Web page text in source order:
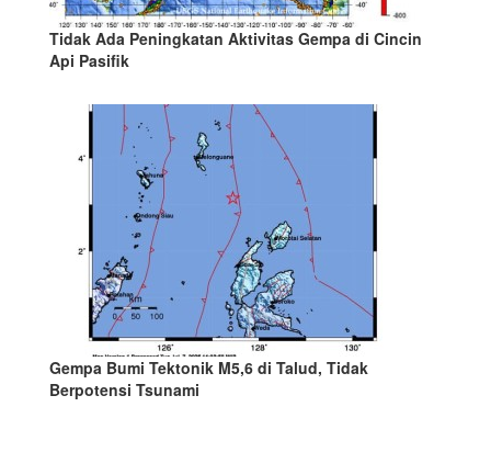
Tidak Ada Peningkatan Aktivitas Gempa di Cincin
Api Pasifik
Gempa Bumi Tektonik M5,6 di Talud, Tidak
Berpotensi Tsunami